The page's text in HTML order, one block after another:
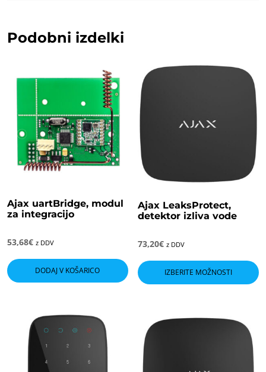
Podobni izdelki
Ajax uartBridge, modul
za integracijo
53,68€ z DDV
DODAJ V KOŠARICO
Ajax LeaksProtect,
detektor izliva vode
73,20€ z DDV
IZBERITE MOŽNOSTI